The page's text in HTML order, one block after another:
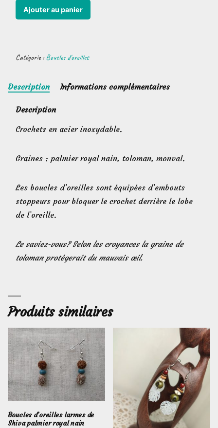
quantité
de
ginkgo
Ajouter au panier
Catégorie :Boucles d'oreilles
Description Informations complémentaires
Description
Crochets en acier inoxydable.
Graines : palmier royal nain, toloman, monval.
Les boucles d’oreilles sont équipées d’embouts
stoppeurs pour bloquer le crochet derrière le lobe
de l’oreille.
Le saviez-vous? Selon les croyances la graine de
toloman protégerait du mauvais œil.
Produits similaires
Boucles d’oreilles larmes de
Shiva palmier royal nain